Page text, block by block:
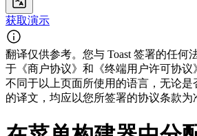
获取演示
翻译仅供参考。您与 Toast 签署的任何
于《商户协议》和《终端用户许可协
不同于以上页面所使用的语言，无论
的译文，均应以您所签署的协议条款为